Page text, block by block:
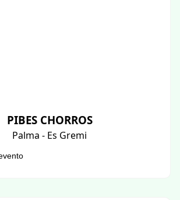
PIBES CHORROS
Palma - Es Gremi